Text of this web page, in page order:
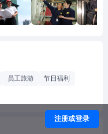
员工旅游
节日福利
注册或登录